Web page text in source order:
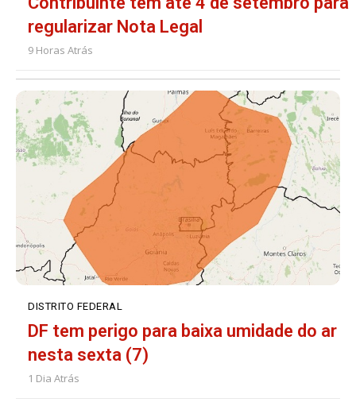
regularizar Nota Legal
9 Horas Atrás
DISTRITO FEDERAL
DF tem perigo para baixa umidade do ar
nesta sexta (7)
1 Dia Atrás